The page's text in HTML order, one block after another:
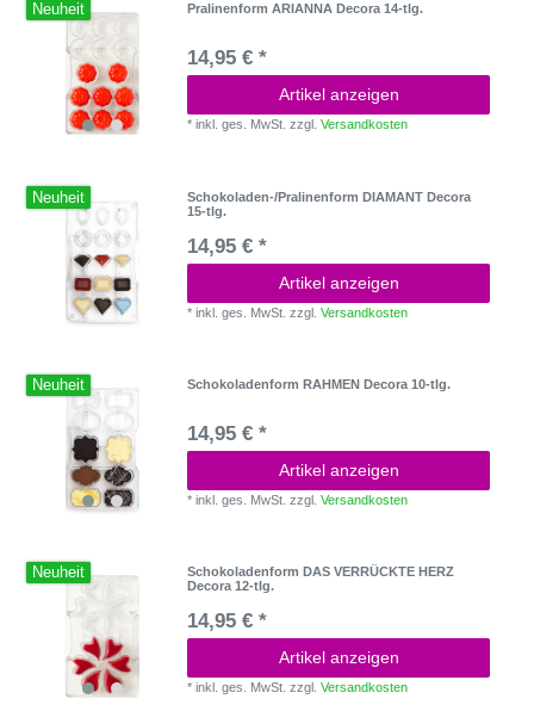
Neuheit Pralinenform ARIANNA Decora 14-tlg.
14,95 € *
Artikel anzeigen
*inkl. ges. MwSt. zzgl.Versandkosten
Neuheit
Schokoladen-/Pralinenform DIAMANT Decora
15-tlg.
14,95 € *
Artikel anzeigen
*inkl. ges. MwSt. zzgl.Versandkosten
Neuheit Schokoladenform RAHMEN Decora 10-tlg.
14,95 € *
Artikel anzeigen
*inkl. ges. MwSt. zzgl.Versandkosten
Neuheit
Schokoladenform DAS VERRÜCKTE HERZ
Decora 12-tlg.
14,95 € *
Artikel anzeigen
*inkl. ges. MwSt. zzgl.Versandkosten